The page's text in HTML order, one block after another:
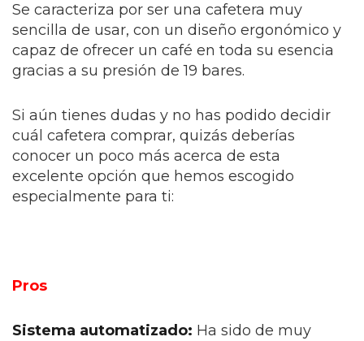
Se caracteriza por ser una cafetera muy
sencilla de usar, con un diseño ergonómico y
capaz de ofrecer un café en toda su esencia
gracias a su presión de 19 bares.
Si aún tienes dudas y no has podido decidir
cuál cafetera comprar, quizás deberías
conocer un poco más acerca de esta
excelente opción que hemos escogido
especialmente para ti:
Pros
Sistema automatizado: Ha sido de muy